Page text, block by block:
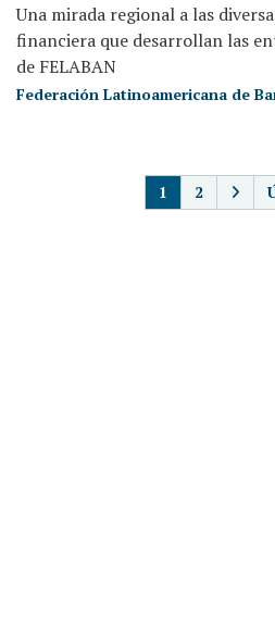
Una mirada regional a las
financiera que desarrollan las
de FELABAN
Federación Latinoamericana de
1 2